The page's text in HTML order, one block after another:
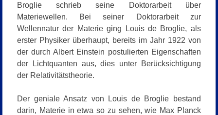
Broglie schrieb seine Doktorarbeit über
Materiewellen. Bei seiner Doktorarbeit zur
Wellennatur der Materie ging Louis de Broglie, als
erster Physiker überhaupt, bereits im Jahr 1922 von
der durch Albert Einstein postulierten Eigenschaften
der Lichtquanten aus, dies unter Berücksichtigung
der Relativitätstheorie.
Der geniale Ansatz von Louis de Broglie bestand
darin, Materie in etwa so zu sehen, wie Max Planck